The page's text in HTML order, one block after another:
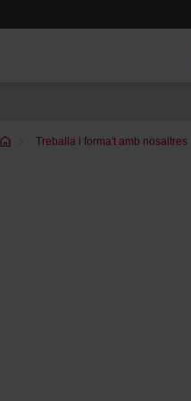
Et
Treballa i forma't amb nosaltres